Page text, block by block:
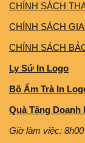
CHÍNH SÁCH
CHÍNH SÁCH
CHÍNH SÁCH
Ly Sứ In Logo
Bộ Ấm Trà In
Quà Tặng Doanh
Giờ làm việc: